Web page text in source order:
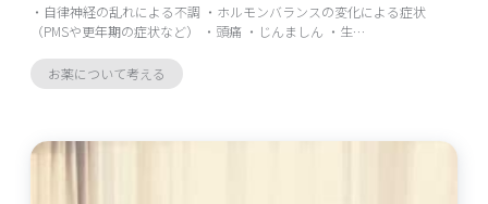
・自律神経の乱れによる不調 ・ホルモンバランスの変化による症状
（PMSや更年期の症状など） ・頭痛 ・じんましん ・生…
お薬について考える